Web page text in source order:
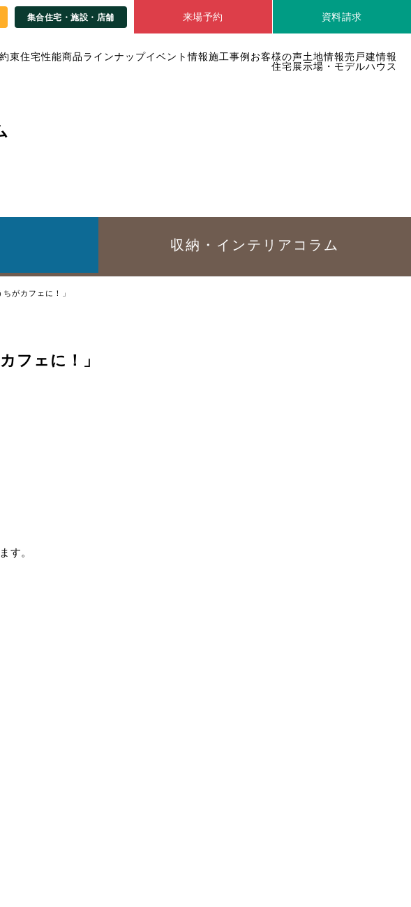
束住宅性能商品ラインナップイベント情報施工事例 お客様の声土地情報売戸建情報
住宅展示場・モデルハウス
集合住宅・施設・店舗 来場予約 資料請求
収納・インテリア コラム
ちがカフェに！」
フェに！」
す。